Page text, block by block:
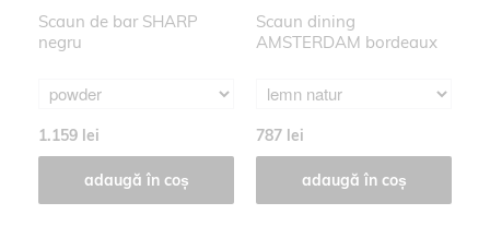
Scaun de bar SHARP
negru
1.159 lei
adaugă în coș
Scaun dining
AMSTERDAM bordeaux
787 lei
adaugă în coș